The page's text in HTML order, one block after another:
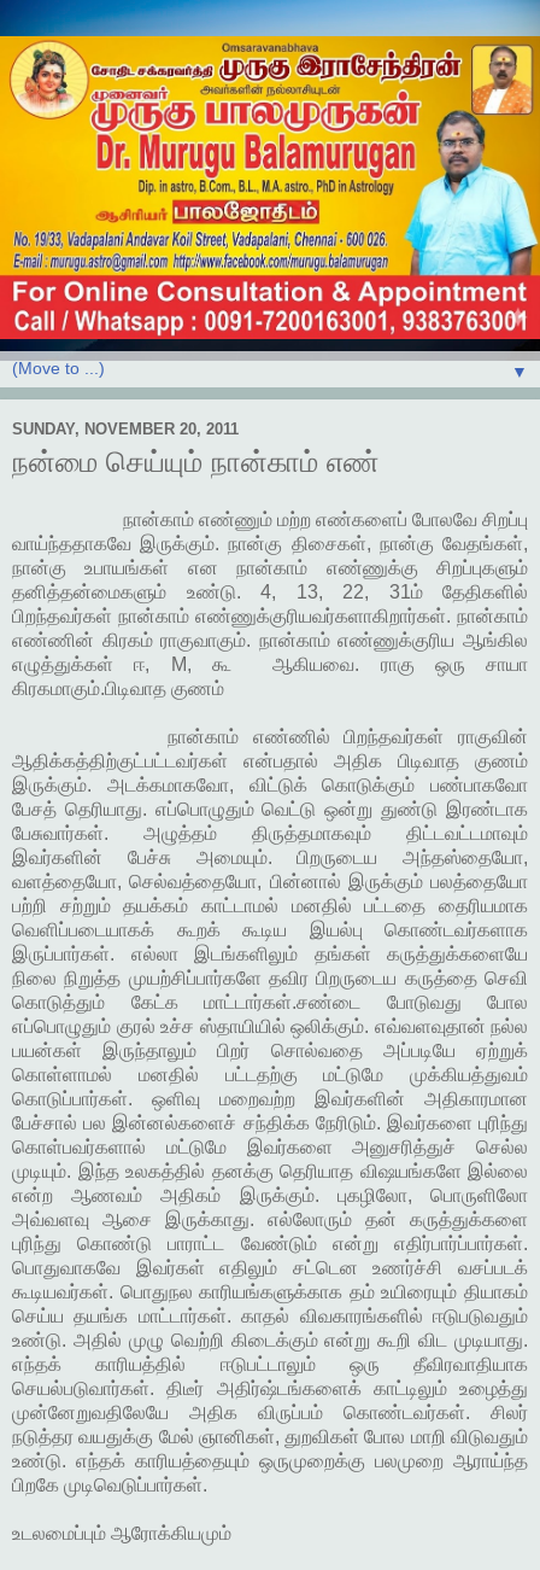
▼
SUNDAY, NOVEMBER 20, 2011
நன்மை செய்யும் நான்காம் எண்
நான்காம் எண்ணும் மற்ற எண்களைப் போலவே சிறப்பு
வாய்ந்ததாகவே இருக்கும். நான்கு திசைகள், நான்கு வேதங்கள்,
நான்கு உபாயங்கள் என நான்காம் எண்ணுக்கு சிறப்புகளும்
தனித்தன்மைகளும் உண்டு. 4, 13, 22, 31ம் தேதிகளில்
பிறந்தவர்கள் நான்காம் எண்ணுக்குரியவர்களாகிறார்கள். நான்காம்
எண்ணின் கிரகம் ராகுவாகும். நான்காம் எண்ணுக்குரிய ஆங்கில
எழுத்துக்கள் ஈ, M, கூ ஆகியவை. ராகு ஒரு சாயா
கிரகமாகும்.பிடிவாத குணம்
நான்காம் எண்ணில் பிறந்தவர்கள் ராகுவின்
ஆதிக்கத்திற்குட்பட்டவர்கள் என்பதால் அதிக பிடிவாத குணம்
இருக்கும். அடக்கமாகவோ, விட்டுக் கொடுக்கும் பண்பாகவோ
பேசத் தெரியாது. எப்பொழுதும் வெட்டு ஒன்று துண்டு இரண்டாக
பேசுவார்கள். அழுத்தம் திருத்தமாகவும் திட்டவட்டமாவும்
இவர்களின் பேச்சு அமையும். பிறருடைய அந்தஸ்தையோ,
வளத்தையோ, செல்வத்தையோ, பின்னால் இருக்கும் பலத்தையோ
பற்றி சற்றும் தயக்கம் காட்டாமல் மனதில் பட்டதை தைரியமாக
வெளிப்படையாகக் கூறக் கூடிய இயல்பு கொண்டவர்களாக
இருப்பார்கள். எல்லா இடங்களிலும் தங்கள் கருத்துக்களையே
நிலை நிறுத்த முயற்சிப்பார்களே தவிர பிறருடைய கருத்தை செவி
கொடுத்தும் கேட்க மாட்டார்கள்.சண்டை போடுவது போல
எப்பொழுதும் குரல் உச்ச ஸ்தாயியில் ஒலிக்கும். எவ்வளவுதான் நல்ல
பயன்கள் இருந்தாலும் பிறர் சொல்வதை அப்படியே ஏற்றுக்
கொள்ளாமல் மனதில் பட்டதற்கு மட்டுமே முக்கியத்துவம்
கொடுப்பார்கள். ஒளிவு மறைவற்ற இவர்களின் அதிகாரமான
பேச்சால் பல இன்னல்களைச் சந்திக்க நேரிடும். இவர்களை புரிந்து
கொள்பவர்களால் மட்டுமே இவர்களை அனுசரித்துச் செல்ல
முடியும். இந்த உலகத்தில் தனக்கு தெரியாத விஷயங்களே இல்லை
என்ற ஆணவம் அதிகம் இருக்கும். புகழிலோ, பொருளிலோ
அவ்வளவு ஆசை இருக்காது. எல்லோரும் தன் கருத்துக்களை
புரிந்து கொண்டு பாராட்ட வேண்டும் என்று எதிர்பார்ப்பார்கள்.
பொதுவாகவே இவர்கள் எதிலும் சட்டென உணர்ச்சி வசப்படக்
கூடியவர்கள். பொதுநல காரியங்களுக்காக தம் உயிரையும் தியாகம்
செய்ய தயங்க மாட்டார்கள். காதல் விவகாரங்களில் ஈடுபடுவதும்
உண்டு. அதில் முழு வெற்றி கிடைக்கும் என்று கூறி விட முடியாது.
எந்தக் காரியத்தில் ஈடுபட்டாலும் ஒரு தீவிரவாதியாக
செயல்படுவார்கள். திடீர் அதிர்ஷ்டங்களைக் காட்டிலும் உழைத்து
முன்னேறுவதிலேயே அதிக விருப்பம் கொண்டவர்கள். சிலர்
நடுத்தர வயதுக்கு மேல் ஞானிகள், துறவிகள் போல மாறி விடுவதும்
உண்டு. எந்தக் காரியத்தையும் ஒருமுறைக்கு பலமுறை ஆராய்ந்த
பிறகே முடிவெடுப்பார்கள்.
உடலமைப்பும் ஆரோக்கியமும்